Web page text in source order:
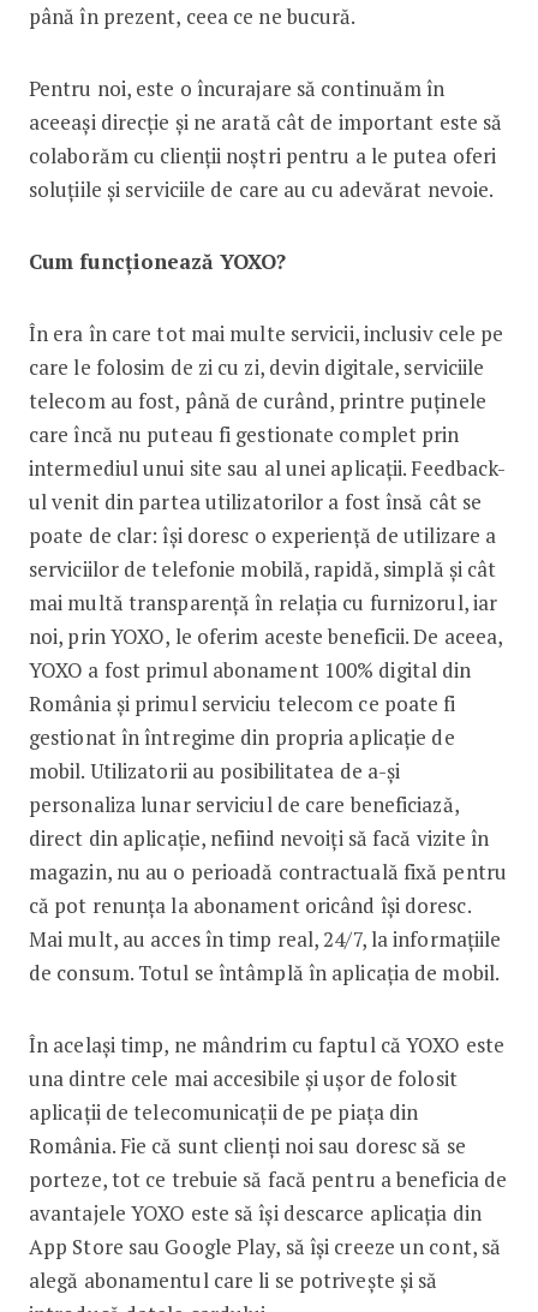
până în prezent, ceea ce ne bucură.
Pentru noi, este o încurajare să continuăm în
aceeași direcție și ne arată cât de important este să
colaborăm cu clienții noștri pentru a le putea oferi
soluțiile și serviciile de care au cu adevărat nevoie.
Cum funcționează YOXO?
În era în care tot mai multe servicii, inclusiv cele pe
care le folosim de zi cu zi, devin digitale, serviciile
telecom au fost, până de curând, printre puținele
care încă nu puteau fi gestionate complet prin
intermediul unui site sau al unei aplicații. Feedback-
ul venit din partea utilizatorilor a fost însă cât se
poate de clar: își doresc o experiență de utilizare a
serviciilor de telefonie mobilă, rapidă, simplă și cât
mai multă transparență în relația cu furnizorul, iar
noi, prin YOXO, le oferim aceste beneficii. De aceea,
YOXO a fost primul abonament 100% digital din
România și primul serviciu telecom ce poate fi
gestionat în întregime din propria aplicație de
mobil. Utilizatorii au posibilitatea de a-și
personaliza lunar serviciul de care beneficiază,
direct din aplicație, nefiind nevoiți să facă vizite în
magazin, nu au o perioadă contractuală fixă pentru
că pot renunța la abonament oricând își doresc.
Mai mult, au acces în timp real, 24/7, la informațiile
de consum. Totul se întâmplă în aplicația de mobil.
În același timp, ne mândrim cu faptul că YOXO este
una dintre cele mai accesibile și ușor de folosit
aplicații de telecomunicații de pe piața din
România. Fie că sunt clienți noi sau doresc să se
porteze, tot ce trebuie să facă pentru a beneficia de
avantajele YOXO este să își descarce aplicația din
App Store sau Google Play, să își creeze un cont, să
alegă abonamentul care li se potrivește și să